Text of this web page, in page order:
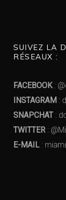
SUIVEZ LA
RÉSEAUX :
FACEBOOK:
INSTAGRAM :
SNAPCHAT:
TWITTER:
E-MAIL: